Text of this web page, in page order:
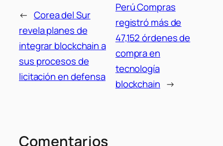
← Corea del Sur
revela planes de
integrar blockchain a
sus procesos de
licitación en defensa
Perú Compras
registró más de
47,152 órdenes de
compra en
tecnología
blockchain →
Comentarios